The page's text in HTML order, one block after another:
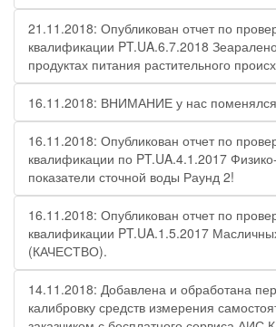
21.11.2018: Опубликован отчет по
квалификации PT.UA.6.7.2018
продуктах питания растительного
16.11.2018: ВНИМАНИЕ у нас
16.11.2018: Опубликован отчет по
квалификации по PT.UA.4.1.2017
показатели сточной воды Раунд 2!
16.11.2018: Опубликован отчет по
квалификации PT.UA.1.5.2017
(КАЧЕСТВО).
14.11.2018: Добавлена и обработана
калибровку средств измерения